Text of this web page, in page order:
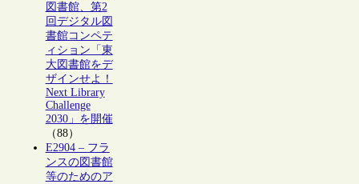
図書館、第2
回デジタル図
書館コンペテ
ィション「東
大図書館をデ
ザインせよ！
Next Library
Challenge
2030」を開催
（88）
E2904 – フラ
ンスの図書館
等のためのア